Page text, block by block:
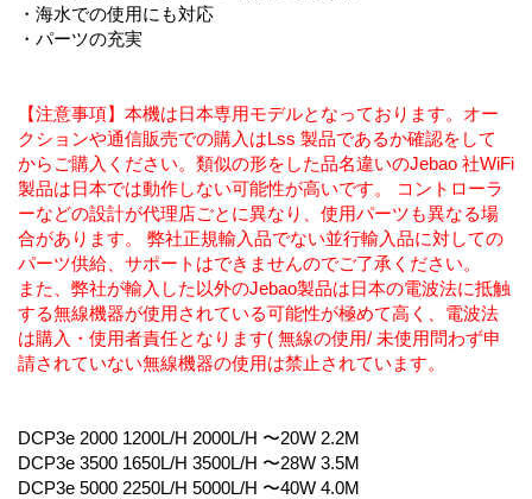
・海水での使用にも対応
・パーツの充実
【注意事項】本機は日本専用モデルとなっております。オー
クションや通信販売での購入はLss 製品であるか確認をして
からご購入ください。類似の形をした品名違いのJebao 社WiFi
製品は日本では動作しない可能性が高いです。 コントローラ
ーなどの設計が代理店ごとに異なり、使用パーツも異なる場
合があります。 弊社正規輸入品でない並行輸入品に対しての
パーツ供給、サポートはできませんのでご了承ください。
また、弊社が輸入した以外のJebao製品は日本の電波法に抵触
する無線機器が使用されている可能性が極めて高く、電波法
は購入・使用者責任となります( 無線の使用/ 未使用問わず申
請されていない無線機器の使用は禁止されています。
DCP3e 2000 1200L/H 2000L/H 〜20W 2.2M
DCP3e 3500 1650L/H 3500L/H 〜28W 3.5M
DCP3e 5000 2250L/H 5000L/H 〜40W 4.0M